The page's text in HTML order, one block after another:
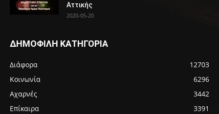
Αττικής
2020-05-20
ΔΗΜΟΦΙΛΗ ΚΑΤΗΓΟΡΙΑ
Διάφορα
12703
Κοινωνία
6296
Αχαρνές
3442
Επίκαιρα
3391